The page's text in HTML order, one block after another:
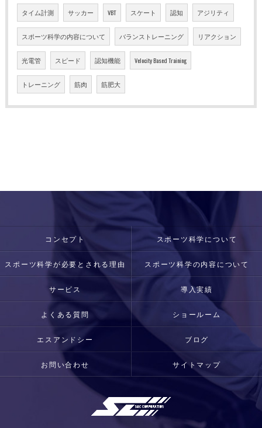
タイム計測 サッカー VBT スケート 認知 アジリティ
スポーツ科学の内容について バランストレーニング リアクション
光電管 スピード 認知機能 Velocity Based Training
トレーニング 筋肉 筋肥大
コンセプト スポーツ科学について
スポーツ科学が必要とされる理由 スポーツ科学の内容について
サービス 導入実績
よくある質問 ショールーム
エスアンドシー ブログ
お問い合わせ サイトマップ